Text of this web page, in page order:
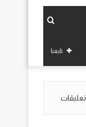
بحث
تابعنا
تعليقات